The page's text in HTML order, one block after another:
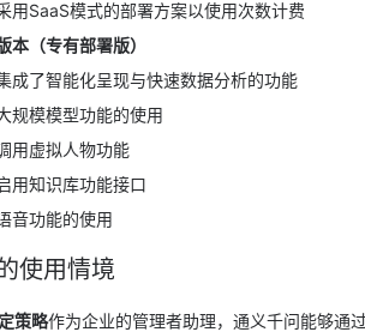
用SaaS模式的部署方案以使用次数计费
本（专有部署版）
成了智能化呈现与快速数据分析的功能
规模模型功能的使用
用虚拟人物功能
用知识库功能接口
音功能的使用
使用情境
策略作为企业的管理者助理，通义千问能够通